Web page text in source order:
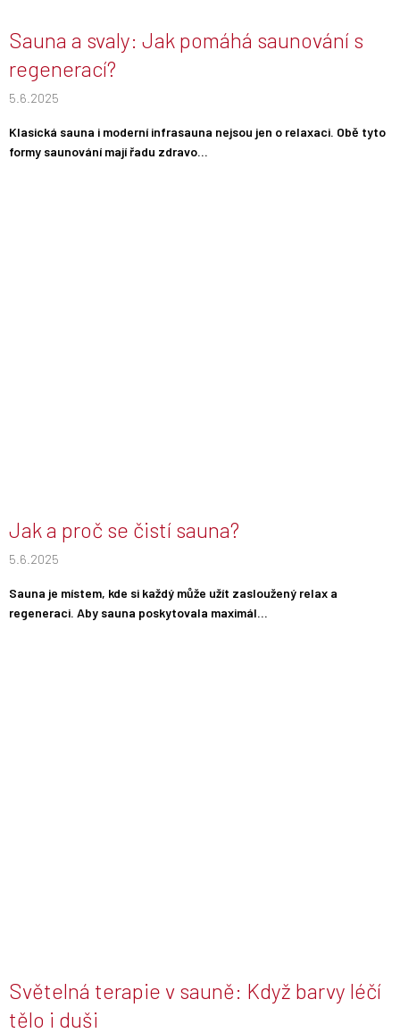
Sauna a svaly: Jak pomáhá saunování s
regenerací?
5.6.2025
Klasická sauna i moderní infrasauna nejsou jen o relaxaci. Obě tyto
formy saunování mají řadu zdravo...
Jak a proč se čistí sauna?
5.6.2025
Sauna je místem, kde si každý může užít zasloužený relax a
regeneraci. Aby sauna poskytovala maximál...
Světelná terapie v sauně: Když barvy léčí
tělo i duši